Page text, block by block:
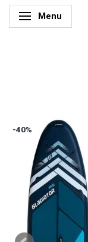
Skifte navigation
Menu
-40%